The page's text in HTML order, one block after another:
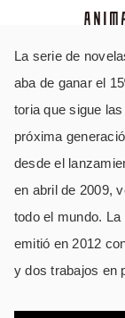
La serie de
aba de ganar el
toria que sigue
próxima
desde el
en abril de 2009,
todo el mundo.
emitió en 2012
y dos trabajos en